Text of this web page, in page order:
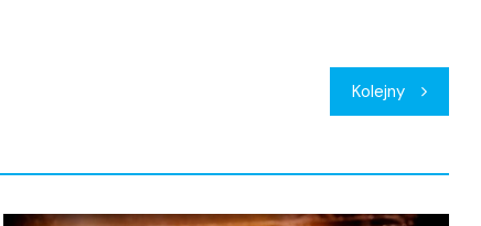
Kolejny